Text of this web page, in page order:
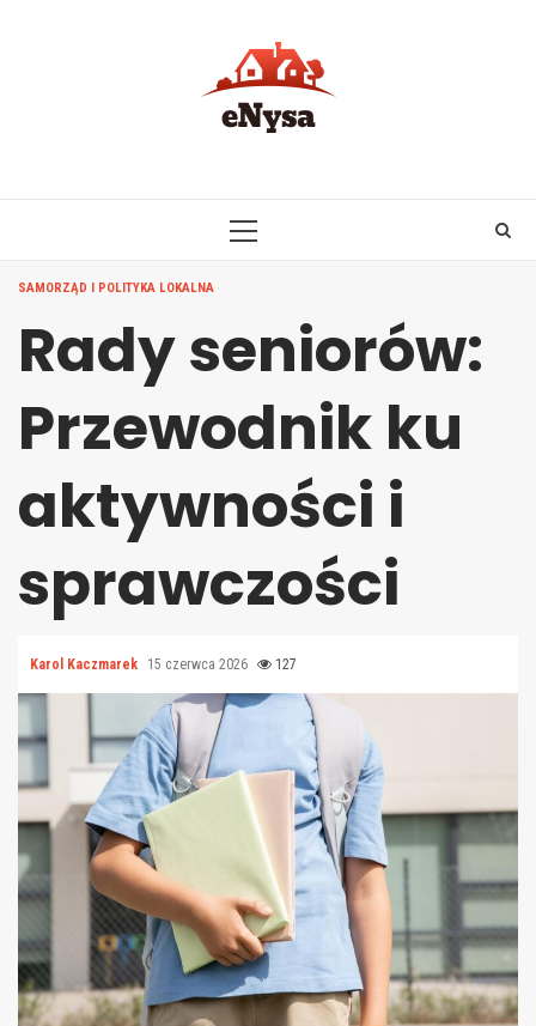
PRIMARY
SAMORZĄD I POLITYKA LOKALNA
Rady seniorów:
Przewodnik ku
aktywności i
sprawczości
Karol Kaczmarek 15 czerwca 2026 127